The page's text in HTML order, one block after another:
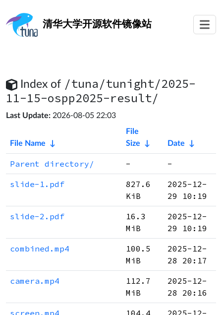
清华大学开源软件镜像站
Index of /tuna/tunight/2025-
11-15-ospp2025-result/
Last Update: 2026-08-05 22:03
File Name ↓
File
Size
↓ Date ↓
Parent directory/ - -
slide-1.pdf
827.6
KiB
2025-12-
29 10:19
slide-2.pdf
16.3
MiB
2025-12-
29 10:19
combined.mp4
100.5
MiB
2025-12-
28 20:17
camera.mp4
112.7
MiB
2025-12-
28 20:16
screen.mp4
104.4
2025-12-